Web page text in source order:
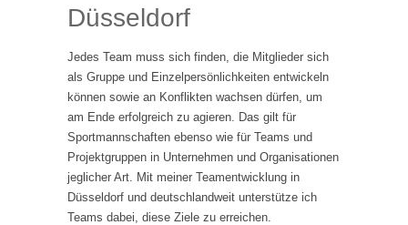
Düsseldorf
Jedes Team muss sich finden, die Mitglieder sich
als Gruppe und Einzelpersönlichkeiten entwickeln
können sowie an Konflikten wachsen dürfen, um
am Ende erfolgreich zu agieren. Das gilt für
Sportmannschaften ebenso wie für Teams und
Projektgruppen in Unternehmen und Organisationen
jeglicher Art. Mit meiner Teamentwicklung in
Düsseldorf und deutschlandweit unterstütze ich
Teams dabei, diese Ziele zu erreichen.